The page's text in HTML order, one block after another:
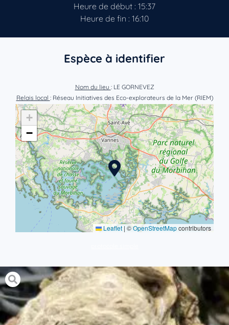
Heure de début : 15:37
Heure de fin : 16:10
Espèce à identifier
Nom du lieu : LE GORNEVEZ
Relais local : Réseau Initiatives des Eco-explorateurs de la Mer (RIEM)
+
−
Leaflet | ©OpenStreetMapcontributors